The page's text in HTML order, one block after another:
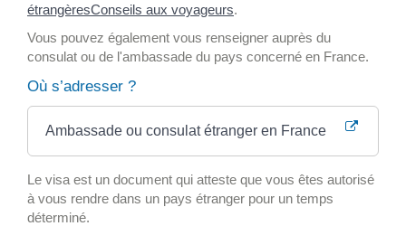
étrangèresConseils aux voyageurs.
Vous pouvez également vous renseigner auprès du
consulat ou de l'ambassade du pays concerné en France.
Où s’adresser ?
Ambassade ou consulat étranger en France
Le visa est un document qui atteste que vous êtes autorisé
à vous rendre dans un pays étranger pour un temps
déterminé.